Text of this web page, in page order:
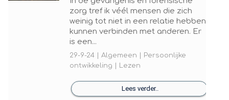
zorg tref ik véél mensen die zich
weinig tot niet in een relatie hebben
kunnen verbinden met anderen. Er
is een...
29-9-24 | Algemeen | Persoonlijke
ontwikkeling | Lezen
Lees verder..